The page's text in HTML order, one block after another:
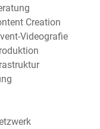
Creation
Videografie